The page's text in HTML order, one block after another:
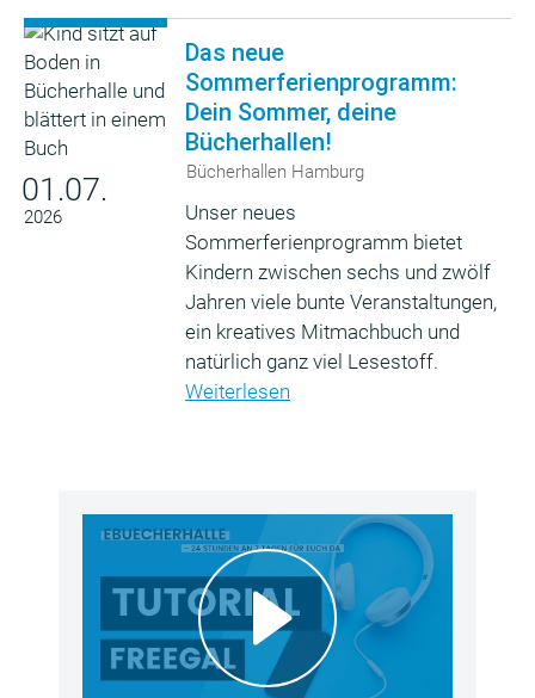
01.07.
2026
Das neue
Sommerferienprogramm:
Dein Sommer, deine
Bücherhallen!
Bücherhallen Hamburg
Unser neues
Sommerferienprogramm bietet
Kindern zwischen sechs und zwölf
Jahren viele bunte Veranstaltungen,
ein kreatives Mitmachbuch und
natürlich ganz viel Lesestoff.
Weiterlesen